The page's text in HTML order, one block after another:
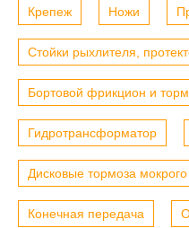
Крепеж Ножи
Стойки рыхлителя,
Бортовой фрикцион и
Гидротрансформатор
Дисковые тормоза мокрого
Конечная передача